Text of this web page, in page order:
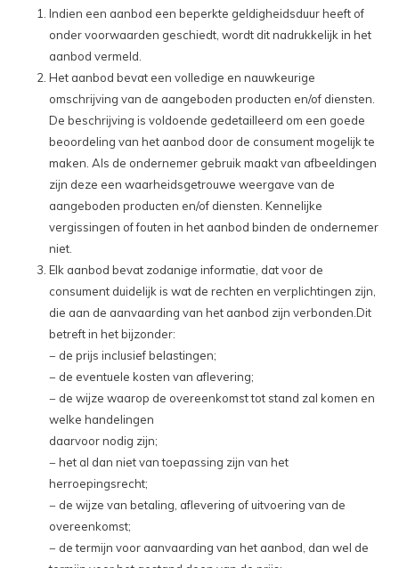
Indien een aanbod een beperkte geldigheidsduur heeft of
onder voorwaarden geschiedt, wordt dit nadrukkelijk in het
aanbod vermeld.
Het aanbod bevat een volledige en nauwkeurige
omschrijving van de aangeboden producten en/of diensten.
De beschrijving is voldoende gedetailleerd om een goede
beoordeling van het aanbod door de consument mogelijk te
maken. Als de ondernemer gebruik maakt van afbeeldingen
zijn deze een waarheidsgetrouwe weergave van de
aangeboden producten en/of diensten. Kennelijke
vergissingen of fouten in het aanbod binden de ondernemer
niet.
Elk aanbod bevat zodanige informatie, dat voor de
consument duidelijk is wat de rechten en verplichtingen zijn,
die aan de aanvaarding van het aanbod zijn verbonden.Dit
betreft in het bijzonder:
− de prijs inclusief belastingen;
− de eventuele kosten van aflevering;
− de wijze waarop de overeenkomst tot stand zal komen en
welke handelingen
daarvoor nodig zijn;
− het al dan niet van toepassing zijn van het
herroepingsrecht;
− de wijze van betaling, aflevering of uitvoering van de
overeenkomst;
− de termijn voor aanvaarding van het aanbod, dan wel de